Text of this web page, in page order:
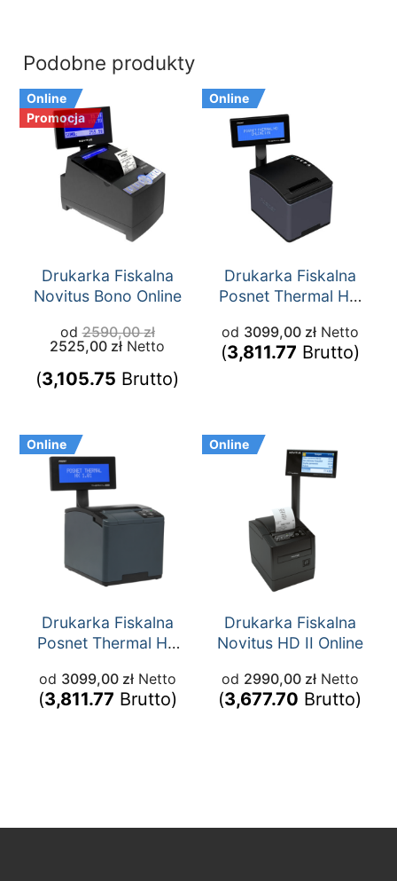
Podobne produkty
Online
Promocja
Drukarka Fiskalna
Novitus Bono Online
od2590,00zł
2525,00 zł Netto
(3,105.75 Brutto)
Online
Drukarka Fiskalna
Posnet Thermal HD
od 3099,00 złNetto
(3,811.77 Brutto)
Online
Drukarka Fiskalna
Posnet Thermal HX
od 3099,00 złNetto
(3,811.77 Brutto)
Online
Drukarka Fiskalna
Novitus HD II Online
od 2990,00 złNetto
(3,677.70 Brutto)